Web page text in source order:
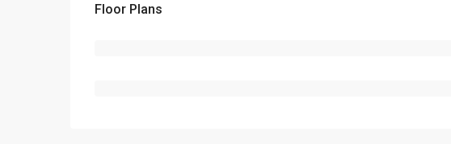
Floor Plans